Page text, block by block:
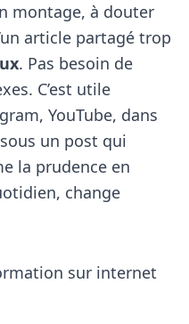
montage, à douter
article partagé trop
. Pas besoin de
C’est utile
YouTube, dans
un post qui
la prudence en
change
sur internet